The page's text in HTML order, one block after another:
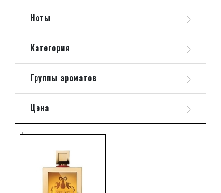
Ноты
Категория
Группы ароматов
Цена